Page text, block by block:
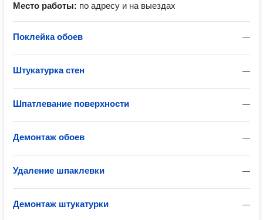
Место работы: по адресу и на выездах
—
Поклейка обоев
—
Штукатурка стен
—
Шпатлевание поверхности
—
Демонтаж обоев
—
Удаление шпаклевки
—
Демонтаж штукатурки